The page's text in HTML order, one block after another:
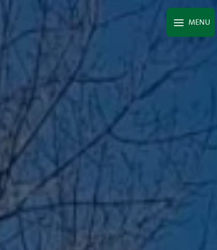
MENU
Panneau de gestion des cookies